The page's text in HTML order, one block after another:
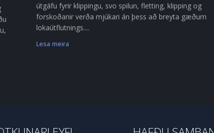
útgáfu fyrir klippingu, svo spilun, fletting, klipping og
forskoðanir verða mjúkari án þess að breyta gæðum
lokaútflutnings....
Lesa meira